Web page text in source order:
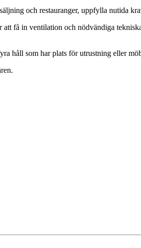
och restauranger, uppfylla nutida
få in ventilation och nödvändiga
håll som har plats för utrustning eller